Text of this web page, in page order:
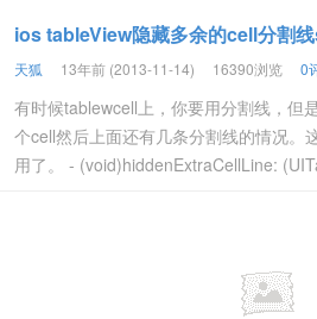
ios tableView隐藏多余的cell分割
天狐 13年前 (2013-11-14) 16390浏览 0
有时候tablewcell上，你要用分割线，但
个cell然后上面还有几条分割线的情况。
用了。 - (void)hiddenExtraCellLine: